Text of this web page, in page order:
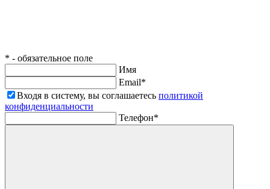
* - обязательное поле
Имя
Email*
Входя в систему, вы соглашаетесь политикой
конфиденциальности
Телефон*